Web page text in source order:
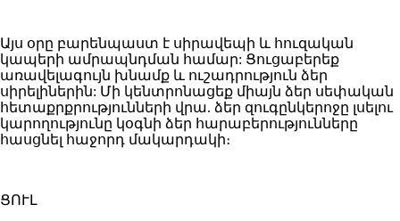
Այս օրը բարենպաստ է սիրավեպի և հուզական
կապերի ամրապնդման համար: Ցուցաբերեք
առավելագույն խնամք և ուշադրություն ձեր
սիրելիներին: Մի կենտրոնացեք միայն ձեր սեփական
հետաքրքրությունների վրա. ձեր զուգընկերոջը լսելու
կարողությունը կօգնի ձեր հարաբերությունները
հասցնել հաջորդ մակարդակի։
ՑՈՒԼ